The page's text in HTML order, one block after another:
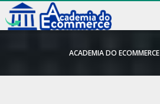
ACADEMIA DO ECOMMERCE